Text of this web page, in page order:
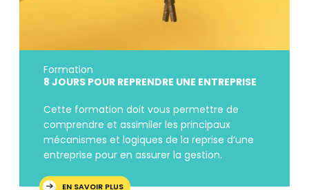
Formation
8 JOURS POUR REPRENDRE UNE ENTREPRISE
Cette formation doit vous permettre de
comprendre et assimiler les principaux
mécanismes et logiques de la reprise d’une
entreprise pour en assurer la gestion.
EN SAVOIR PLUS